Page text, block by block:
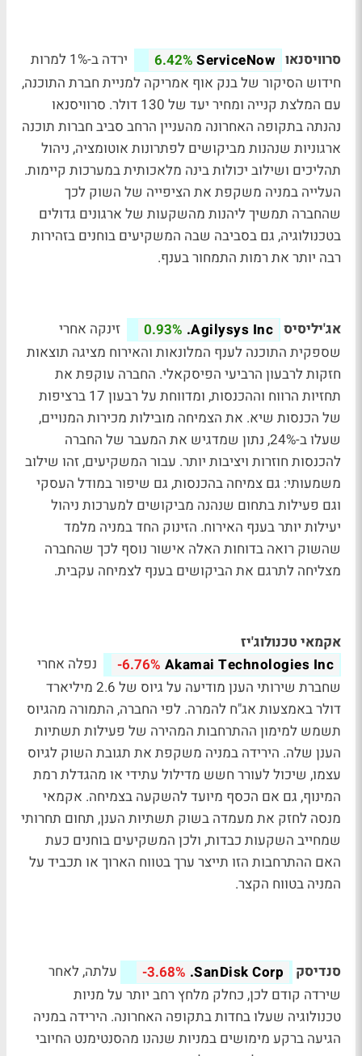
סרוויסנאו ServiceNow
6.42%
ירדה ב-1% למרות
חידוש הסיקור של בנק אוף אמריקה למניית חברת התוכנה,
עם המלצת קנייה ומחיר יעד של 130 דולר. סרוויסנאו
נהנתה בתקופה האחרונה מהעניין הרחב סביב חברות תוכנה
ארגוניות שנהנות מביקושים לפתרונות אוטומציה, ניהול
תהליכים ושילוב יכולות בינה מלאכותית במערכות קיימות.
העלייה במניה משקפת את הציפייה של השוק לכך
שהחברה תמשיך ליהנות מהשקעות של ארגונים גדולים
בטכנולוגיה, גם בסביבה שבה המשקיעים בוחנים בזהירות
רבה יותר את רמות התמחור בענף.
אג'יליסיס Agilysys Inc.
0.93%
זינקה אחרי
שספקית התוכנה לענף המלונאות והאירוח מציגה תוצאות
חזקות לרבעון הרביעי הפיסקאלי. החברה עוקפת את
תחזיות הרווח וההכנסות, ומדווחת על רבעון 17 ברציפות
של הכנסות שיא. את הצמיחה מובילות מכירות המנויים,
שעלו ב-24%, נתון שמדגיש את המעבר של החברה
להכנסות חוזרות ויציבות יותר. עבור המשקיעים, זהו שילוב
משמעותי: גם צמיחה בהכנסות, גם שיפור במודל העסקי
וגם פעילות בתחום שנהנה מביקושים למערכות ניהול
יעילות יותר בענף האירוח. הזינוק החד במניה מלמד
שהשוק רואה בדוחות האלה אישור נוסף לכך שהחברה
מצליחה לתרגם את הביקושים בענף לצמיחה עקבית.
אקמאי טכנולוג'יז
Akamai Technologies Inc
-6.76%
נפלה אחרי
שחברת שירותי הענן מודיעה על גיוס של 2.6 מיליארד
דולר באמצעות אג"ח להמרה. לפי החברה, התמורה מהגיוס
תשמש למימון ההתרחבות המהירה של פעילות תשתיות
הענן שלה. הירידה במניה משקפת את תגובת השוק לגיוס
עצמו, שיכול לעורר חשש מדילול עתידי או מהגדלת רמת
המינוף, גם אם הכסף מיועד להשקעה בצמיחה. אקמאי
מנסה לחזק את מעמדה בשוק תשתיות הענן, תחום תחרותי
שמחייב השקעות כבדות, ולכן המשקיעים בוחנים כעת
האם ההתרחבות הזו תייצר ערך בטווח הארוך או תכביד על
המניה בטווח הקצר.
סנדיסק SanDisk Corp.
-3.68%
עלתה, לאחר
שירדה קודם לכן, כחלק מלחץ רחב יותר על מניות
טכנולוגיה שעלו בחדות בתקופה האחרונה. הירידה במניה
הגיעה ברקע מימושים במניות שנהנו מהסנטימנט החיובי